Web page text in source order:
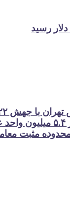
محدوده مثبت